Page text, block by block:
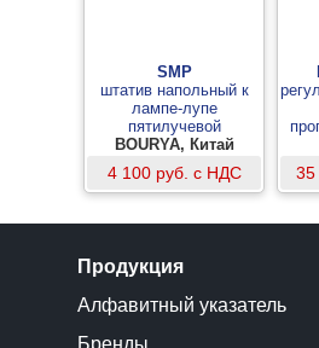
SMP
штатив напольный к
лампе-лупе
пятилучевой
BOURYA, Китай
4 100 руб. с НДС 35
Продукция
Алфавитный указатель
Бренды